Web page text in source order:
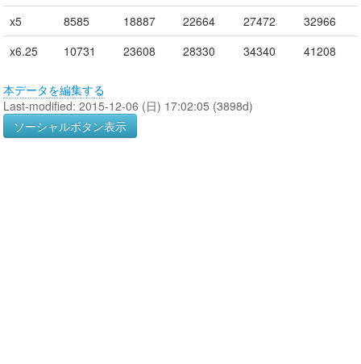
x5 8585 18887 22664 27472
32966
x6.25
10731 23608 28330 34340 41208
本データを編集する
Last-modified: 2015-12-06 (日) 17:02:05 (3898d)
ソーシャルボタン表示